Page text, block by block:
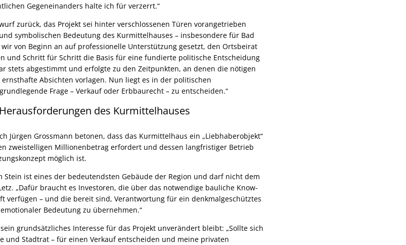
Gegeneinanders halte ich für verzerrt.“
zurück, das Projekt sei hinter verschlossenen Türen vorangetrieben
symbolischen Bedeutung des Kurmittelhauses – insbesondere für Bad
von Beginn an auf professionelle Unterstützung gesetzt, den Ortsbeirat
und Schritt für Schritt die Basis für eine fundierte politische Entscheidung
stets abgestimmt und erfolgte zu den Zeitpunkten, an denen die nötigen
Absichten vorlagen. Nun liegt es in der politischen
Frage – Verkauf oder Erbbaurecht – zu entscheiden.“
des Kurmittelhauses
Jürgen Grossmann betonen, dass das Kurmittelhaus ein „Liebhaberobjekt“
zweistelligen Millionenbetrag erfordert und dessen langfristiger Betrieb
möglich ist.
Stein ist eines der bedeutendsten Gebäude der Region und darf nicht dem
„Dafür braucht es Investoren, die über das notwendige bauliche Know-
verfügen – und die bereit sind, Verantwortung für ein denkmalgeschütztes
Bedeutung zu übernehmen.“
grundsätzliches Interesse für das Projekt unverändert bleibt: „Sollte sich
und Stadtrat – für einen Verkauf entscheiden und meine privaten